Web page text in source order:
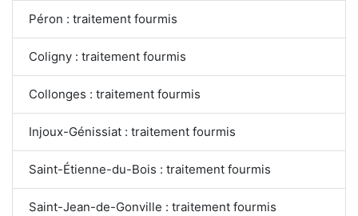
Péron : traitement fourmis
Coligny : traitement fourmis
Collonges : traitement fourmis
Injoux-Génissiat : traitement fourmis
Saint-Étienne-du-Bois : traitement fourmis
Saint-Jean-de-Gonville : traitement fourmis